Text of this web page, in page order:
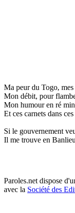
Ma peur du Togo,
Mon débit, pour
Mon humour en ré
Et ces carnets dans
Si le gouvernement
Il me trouve en
Paroles.net dispose
avec la Société des